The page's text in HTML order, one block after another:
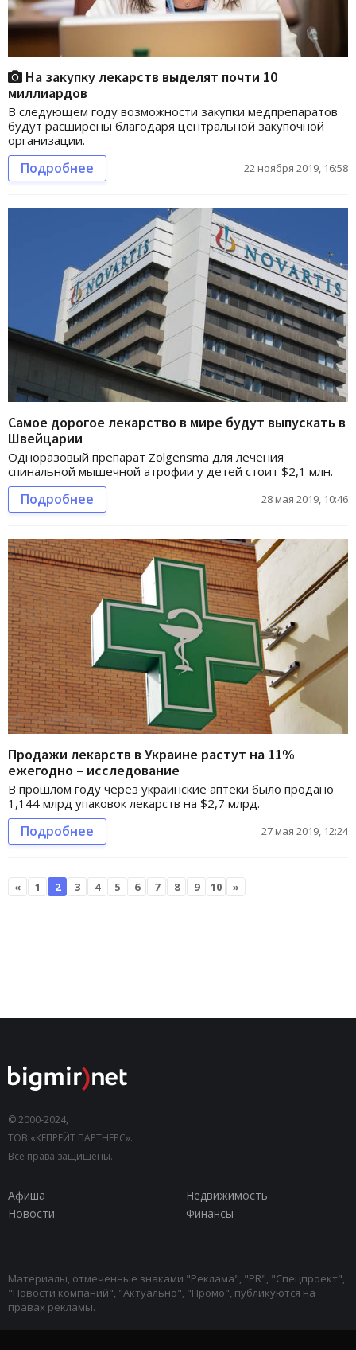
На закупку лекарств выделят почти 10
миллиардов
В следующем году возможности закупки медпрепаратов
будут расширены благодаря центральной закупочной
организации.
Подробнее 22 ноября 2019, 16:58
Самое дорогое лекарство в мире будут выпускать в
Швейцарии
Одноразовый препарат Zolgensma для лечения
спинальной мышечной атрофии у детей стоит $2,1 млн.
Подробнее 28 мая 2019, 10:46
Продажи лекарств в Украине растут на 11%
ежегодно – исследование
В прошлом году через украинские аптеки было продано
1,144 млрд упаковок лекарств на $2,7 млрд.
Подробнее 27 мая 2019, 12:24
« 1 2 3 4 5 6 7 8 9 10 »
© 2000-2024,
ТОВ «КЕПРЕЙТ ПАРТНЕРС».
Все права защищены.
Афиша
Недвижимость
Новости
Финансы
Материалы, отмеченные знаками "Реклама", "PR", "Спецпроект",
"Новости компаний", "Актуально", "Промо", публикуются на
правах рекламы.